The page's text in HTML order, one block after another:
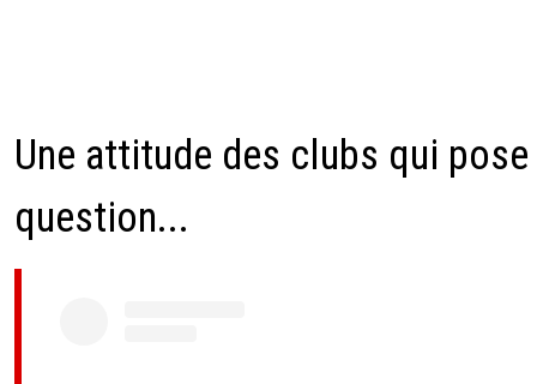
Une attitude des clubs qui pose
question...